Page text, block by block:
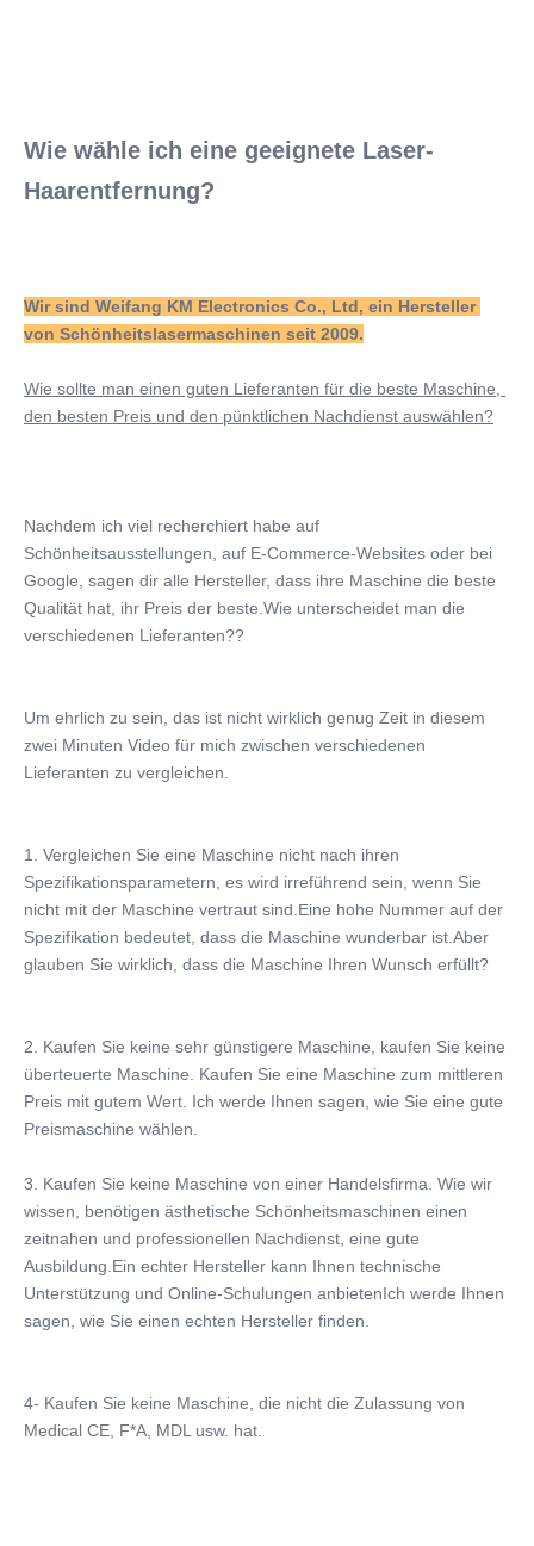
Type:
Feature:
Application:
Für die kommerziellen Zwecke
Freie Ersatzteile, technische Videounterstützung,
Feldinstallation, Beauftragung und Ausbildung, on-
Beauty Salon Equipment:
50% Rabatt auf 3D-Laser für Schönheitsprodukte für
Frauen
4 Wave Hair Removal Laser Color:
Weiß, grau, blau, grün, gelb, rot und andere wie Sie
Englisch, Spanisch, Portugiesisch, Italienisch,
Deutsch
4k HD Type:
Double Cooling System:
Wasser+Luft+A/C+TEC-Kühlung
Big Treatment Spot 4Cm2:
12*12mm2, 12*20mm2, 15*27mm2, 12*35mm2
Diode Laser Training:
KM Laser Warranty:
2 Jahre und lebenslange technische Dienstleistungen
USA Coherent Diode Laser Bars:
2400W 2000W 1800W 1600W 1200W 1000W 800W
CE ISO13485 TGA MDSAP zugelassen
Diodenlaser-Haarentfernung
Wie wähle ich eine geeignete Laser-
Haarentfernung?
Wir sind Weifang KM Electronics Co., Ltd, ein Hersteller
von Schönheitslasermaschinen seit 2009.
Wie sollte man einen guten Lieferanten für die beste Maschine,
den besten Preis und den pünktlichen Nachdienst auswählen?
Nachdem ich viel recherchiert habe auf
Schönheitsausstellungen, auf E-Commerce-Websites oder bei
Google, sagen dir alle Hersteller, dass ihre Maschine die beste
Qualität hat, ihr Preis der beste.Wie unterscheidet man die
verschiedenen Lieferanten??
Um ehrlich zu sein, das ist nicht wirklich genug Zeit in diesem
zwei Minuten Video für mich zwischen verschiedenen
Lieferanten zu vergleichen.
1. Vergleichen Sie eine Maschine nicht nach ihren
Spezifikationsparametern, es wird irreführend sein, wenn Sie
nicht mit der Maschine vertraut sind.Eine hohe Nummer auf der
Spezifikation bedeutet, dass die Maschine wunderbar ist.Aber
glauben Sie wirklich, dass die Maschine Ihren Wunsch erfüllt?
2. Kaufen Sie keine sehr günstigere Maschine, kaufen Sie keine
überteuerte Maschine. Kaufen Sie eine Maschine zum mittleren
Preis mit gutem Wert. Ich werde Ihnen sagen, wie Sie eine gute
Preismaschine wählen.
3. Kaufen Sie keine Maschine von einer Handelsfirma. Wie wir
wissen, benötigen ästhetische Schönheitsmaschinen einen
zeitnahen und professionellen Nachdienst, eine gute
Ausbildung.Ein echter Hersteller kann Ihnen technische
Unterstützung und Online-Schulungen anbietenIch werde Ihnen
sagen, wie Sie einen echten Hersteller finden.
4- Kaufen Sie keine Maschine, die nicht die Zulassung von
Medical CE, F*A, MDL usw. hat.